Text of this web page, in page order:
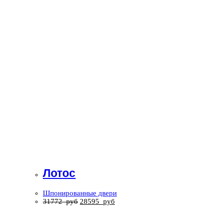
Лотос
Шпонированные двери
31772руб 28595 руб